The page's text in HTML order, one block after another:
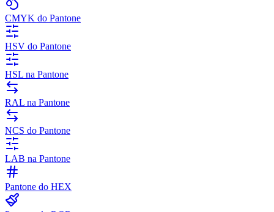
CMYK do Pantone
HSV do Pantone
HSL na Pantone
RAL na Pantone
NCS do Pantone
LAB na Pantone
Pantone do HEX